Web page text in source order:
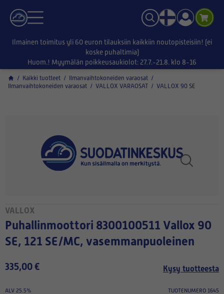
Ilmainen toimitus yli 60 euron tilauksiin kaikkiin noutopisteisiin! (ei
koske puhaltimia)
Huom.! Myymälän poikkeusaukiolot: 27.7.-21.8. klo 8-16
/ Kaikki tuotteet / Ilmanvaihtokoneiden varaosat /
Ilmanvaihtokoneiden varaosat / VALLOX VARAOSAT / VALLOX 90 SE
VALLOX
Puhallinmoottori 8300100511 Vallox 90
SE, 121 SE/MC, vasemmanpuoleinen
335,00 € Kysy tuotteesta
ALV 25.5% TUOTENUMERO 1645